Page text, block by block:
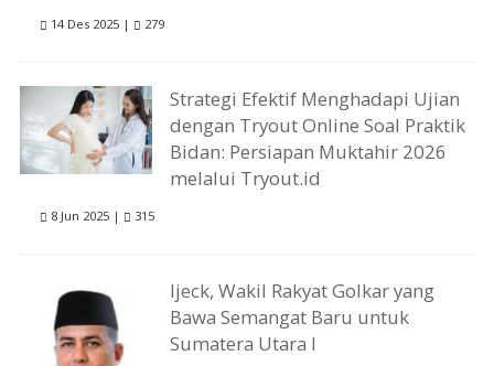
14 Des 2025 | 279
Strategi Efektif Menghadapi Ujian
dengan Tryout Online Soal Praktik
Bidan: Persiapan Muktahir 2026
melalui Tryout.id
8 Jun 2025 | 315
Ijeck, Wakil Rakyat Golkar yang
Bawa Semangat Baru untuk
Sumatera Utara I